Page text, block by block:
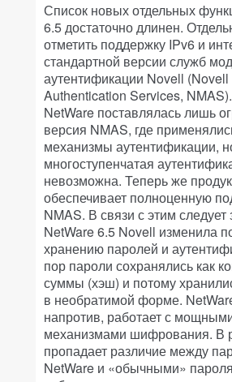
Список новых отдельных
6.5 достаточно длинен.
отметить поддержку IPv6 и
стандартной версии служб
аутентификации Novell
Authentication Services,
NetWare поставлялась лишь
версия NMAS, где
механизмы аутентификации,
многоступенчатая
невозможна. Теперь же
обеспечивает полноценную
NMAS. В связи с этим следует
NetWare 6.5 Novell изменила
хранению паролей и
пор пароли сохранялись как
суммы (хэш) и потому
в необратимой форме.
напротив, работает с
механизмами шифрования. В
пропадает различие между
NetWare и «обычными»